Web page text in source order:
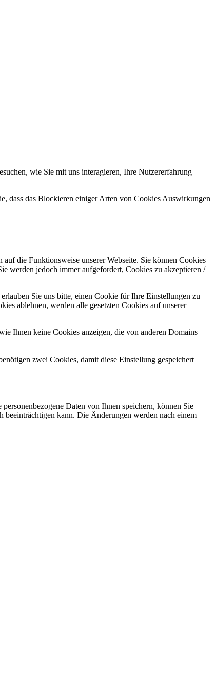
wie Sie mit uns interagieren, Ihre Nutzererfahrung
dass das Blockieren einiger Arten von Cookies Auswirkungen
die Funktionsweise unserer Webseite. Sie können Cookies
werden jedoch immer aufgefordert, Cookies zu akzeptieren /
Sie uns bitte, einen Cookie für Ihre Einstellungen zu
ablehnen, werden alle gesetzten Cookies auf unserer
Ihnen keine Cookies anzeigen, die von anderen Domains
zwei Cookies, damit diese Einstellung gespeichert
Daten von Ihnen speichern, können Sie
beeinträchtigen kann. Die Änderungen werden nach einem